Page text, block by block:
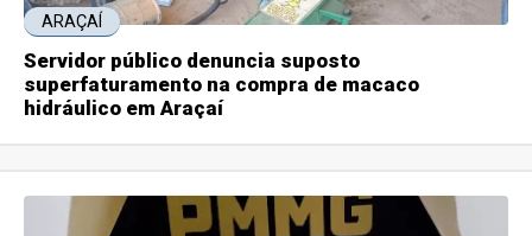
ARAÇAÍ
Servidor público denuncia suposto
superfaturamento na compra de macaco
hidráulico em Araçaí